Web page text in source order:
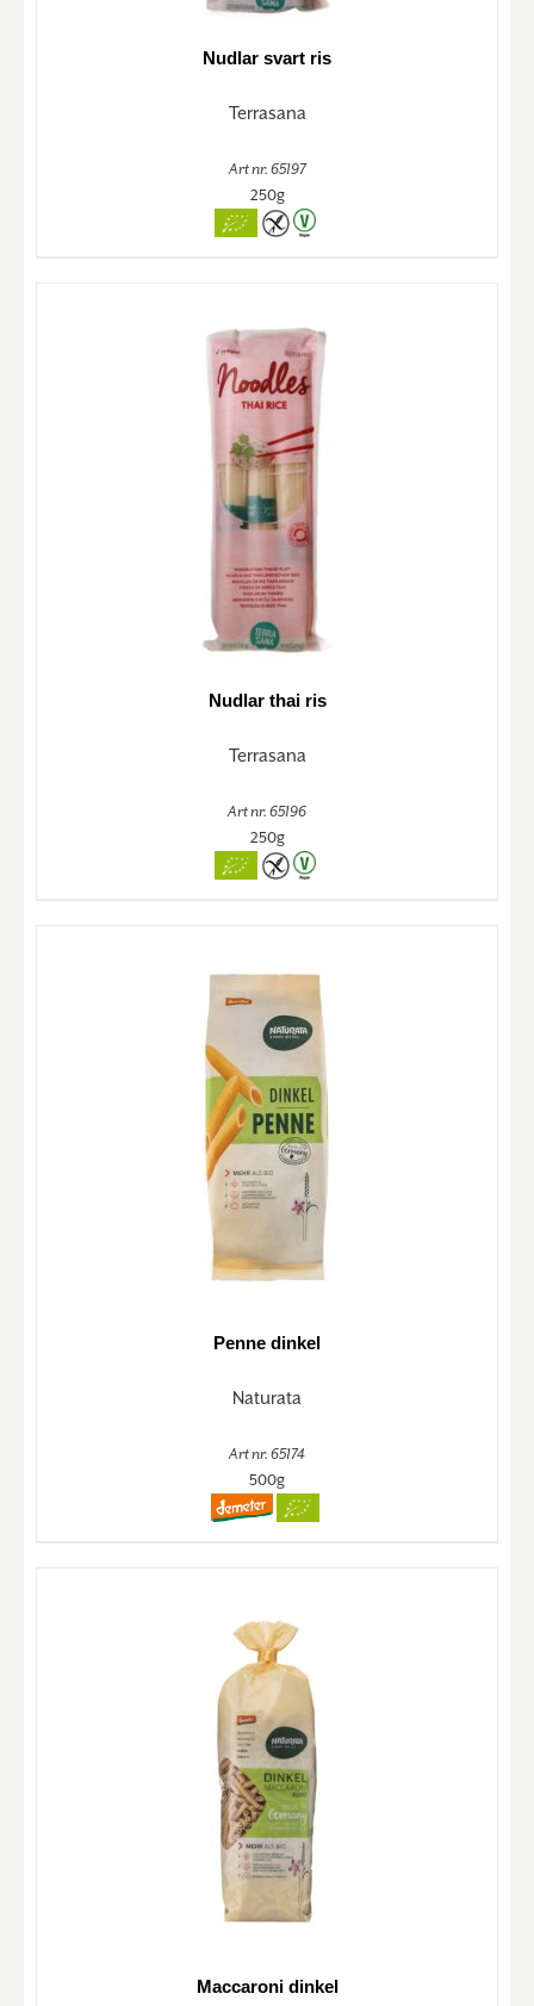
Nudlar svart ris
Terrasana
Art nr. 65197
250g
Nudlar thai ris
Terrasana
Art nr. 65196
250g
Penne dinkel
Naturata
Art nr. 65174
500g
Maccaroni dinkel